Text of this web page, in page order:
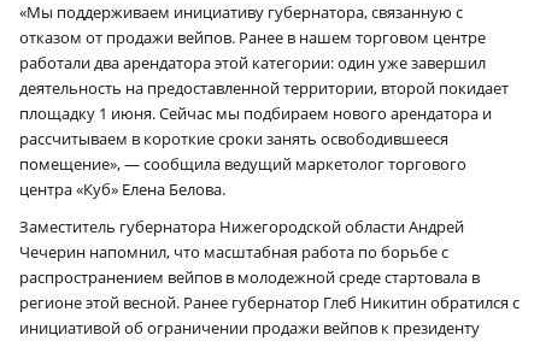
«Мы поддерживаем инициативу губернатора, связанную с
отказом от продажи вейпов. Ранее в нашем торговом центре
работали два арендатора этой категории: один уже завершил
деятельность на предоставленной территории, второй покидает
площадку 1 июня. Сейчас мы подбираем нового арендатора и
рассчитываем в короткие сроки занять освободившееся
помещение», — сообщила ведущий маркетолог торгового
центра «Куб» Елена Белова.
Заместитель губернатора Нижегородской области Андрей
Чечерин напомнил, что масштабная работа по борьбе с
распространением вейпов в молодежной среде стартовала в
регионе этой весной. Ранее губернатор Глеб Никитин обратился с
инициативой об ограничении продажи вейпов к президенту